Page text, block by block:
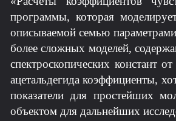
программы, которая
описываемой семью
более сложных моделей,
спектроскопических констант
ацетальдегида коэффициенты,
показатели для простейших
объектом для дальнейших